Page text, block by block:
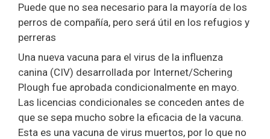
Puede que no sea necesario para la mayoría de los
perros de compañía, pero será útil en los refugios y
perreras
Una nueva vacuna para el virus de la influenza
canina (CIV) desarrollada por Internet/Schering
Plough fue aprobada condicionalmente en mayo.
Las licencias condicionales se conceden antes de
que se sepa mucho sobre la eficacia de la vacuna.
Esta es una vacuna de virus muertos, por lo que no